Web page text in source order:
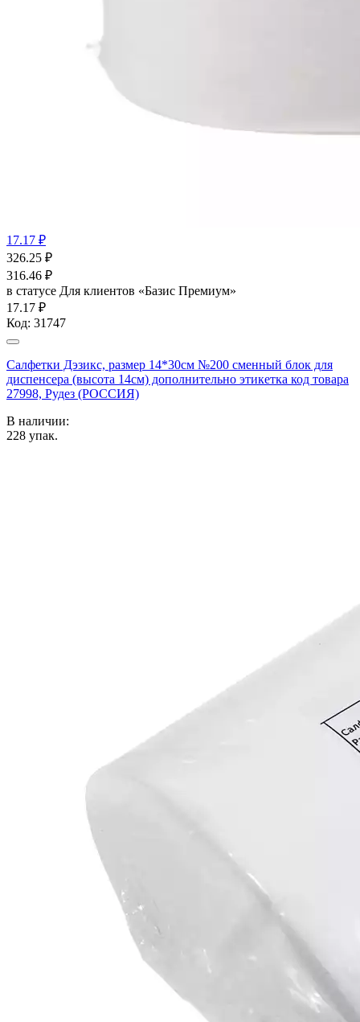
17.17 ₽
326.25 ₽
316.46 ₽
в статусе Для клиентов «Базис Премиум»
17.17 ₽
Код: 31747
Салфетки Дэзикс, размер 14*30см №200 сменный блок для
диспенсера (высота 14см) дополнительно этикетка код товара
27998, Рудез (РОССИЯ)
В наличии:
228 упак.